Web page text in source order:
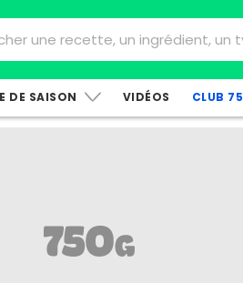
DE SAISON VIDÉOS CLUB